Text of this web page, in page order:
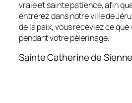
vraie et sainte patience, afin
entrerez dans notre ville de
de la paix, vous receviez ce que
pendant votre pèlerinage.
Sainte Catherine de